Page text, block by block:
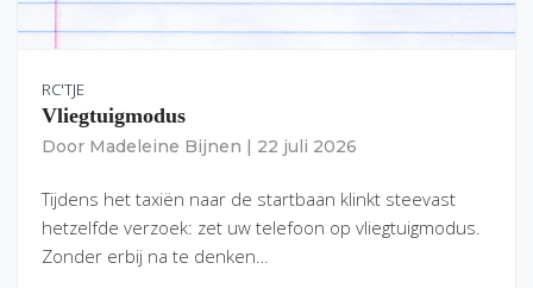
RC'TJE
Vliegtuigmodus
Door Madeleine Bijnen 22 juli 2026
Tijdens het taxiën naar de startbaan klinkt steevast
hetzelfde verzoek: zet uw telefoon op vliegtuigmodus.
Zonder erbij na te denken…